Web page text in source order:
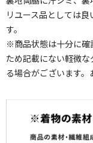
リユース品としては
す。
※商品状態は十分に確
ため記載にない軽微
る場合がございます。